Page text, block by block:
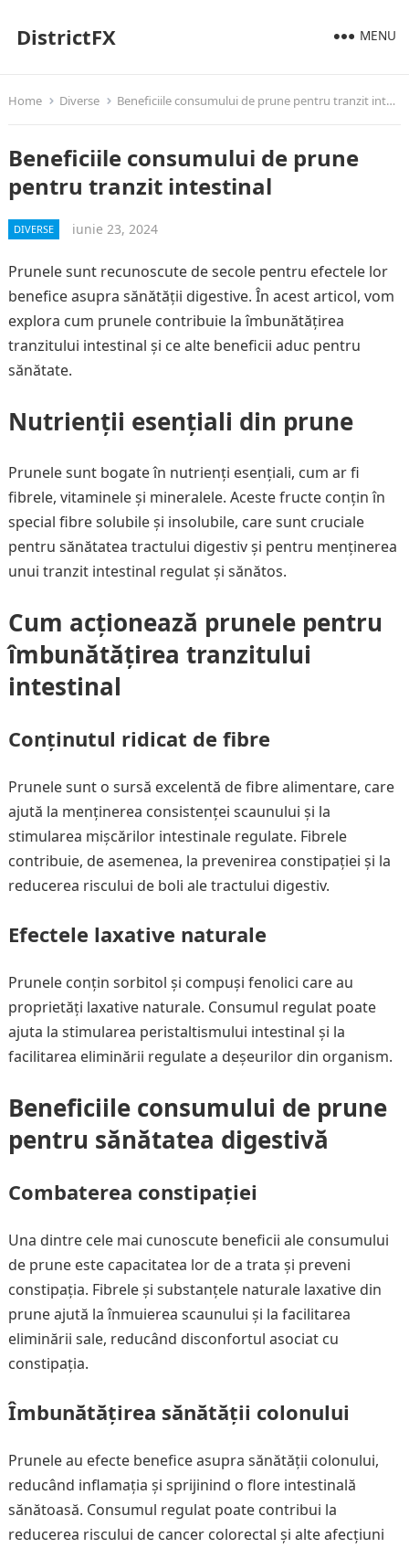
DistrictFX MENU
Home Diverse Beneficiile consumului de prune pentru tranzit intestinal
Beneficiile consumului de prune
pentru tranzit intestinal
DIVERSE iunie 23, 2024
Prunele sunt recunoscute de secole pentru efectele lor
benefice asupra sănătății digestive. În acest articol, vom
explora cum prunele contribuie la îmbunătățirea
tranzitului intestinal și ce alte beneficii aduc pentru
sănătate.
Nutrienții esențiali din prune
Prunele sunt bogate în nutrienți esențiali, cum ar fi
fibrele, vitaminele și mineralele. Aceste fructe conțin în
special fibre solubile și insolubile, care sunt cruciale
pentru sănătatea tractului digestiv și pentru menținerea
unui tranzit intestinal regulat și sănătos.
Cum acționează prunele pentru
îmbunătățirea tranzitului
intestinal
Conținutul ridicat de fibre
Prunele sunt o sursă excelentă de fibre alimentare, care
ajută la menținerea consistenței scaunului și la
stimularea mișcărilor intestinale regulate. Fibrele
contribuie, de asemenea, la prevenirea constipației și la
reducerea riscului de boli ale tractului digestiv.
Efectele laxative naturale
Prunele conțin sorbitol și compuși fenolici care au
proprietăți laxative naturale. Consumul regulat poate
ajuta la stimularea peristaltismului intestinal și la
facilitarea eliminării regulate a deșeurilor din organism.
Beneficiile consumului de prune
pentru sănătatea digestivă
Combaterea constipației
Una dintre cele mai cunoscute beneficii ale consumului
de prune este capacitatea lor de a trata și preveni
constipația. Fibrele și substanțele naturale laxative din
prune ajută la înmuierea scaunului și la facilitarea
eliminării sale, reducând disconfortul asociat cu
constipația.
Îmbunătățirea sănătății colonului
Prunele au efecte benefice asupra sănătății colonului,
reducând inflamația și sprijinind o flore intestinală
sănătoasă. Consumul regulat poate contribui la
reducerea riscului de cancer colorectal și alte afecțiuni